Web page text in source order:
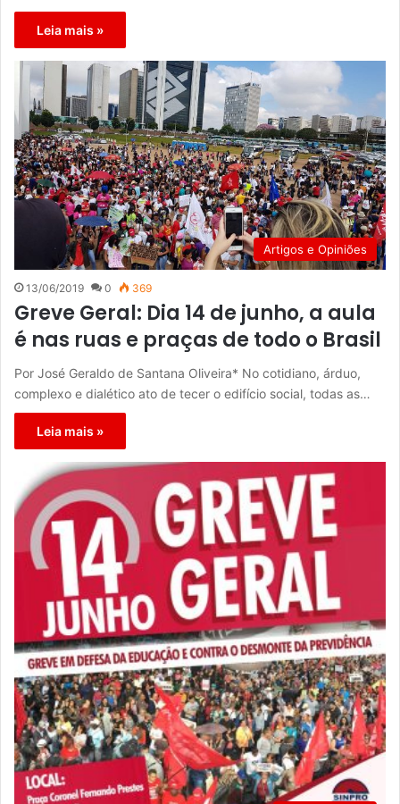
Leia mais »
Artigos e Opiniões
13/06/2019 0 369
Greve Geral: Dia 14 de junho, a aula
é nas ruas e praças de todo o Brasil
Por José Geraldo de Santana Oliveira* No cotidiano, árduo,
complexo e dialético ato de tecer o edifício social, todas as…
Leia mais »